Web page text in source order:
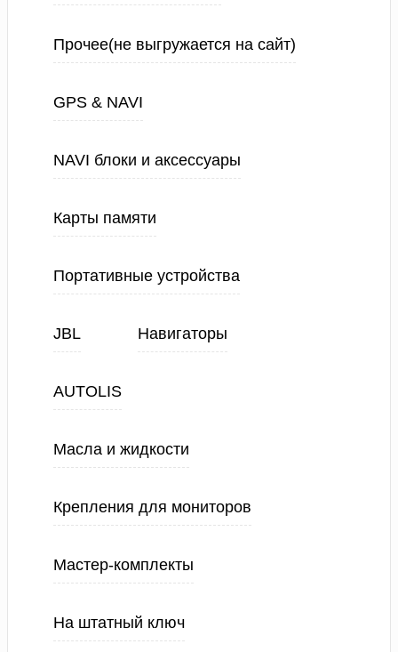
Прочее(не выгружается на сайт)
GPS & NAVI
NAVI блоки и аксессуары
Карты памяти
Портативные устройства
JBL Навигаторы
AUTOLIS
Масла и жидкости
Крепления для мониторов
Мастер-комплекты
На штатный ключ